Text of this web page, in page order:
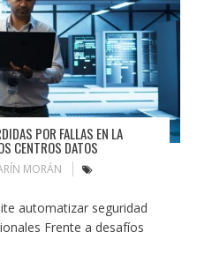
POR FALLAS EN LA
CENTROS DATOS
MORÁN
automatizar seguridad
Frente a desafíos